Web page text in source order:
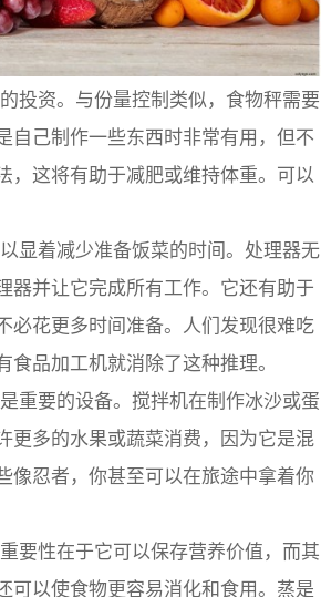
投资。与份量控制类似，食物秤需要
自己制作一些东西时非常有用，但不
，这将有助于减肥或维持体重。可以
显着减少准备饭菜的时间。处理器无
器并让它完成所有工作。它还有助于
必花更多时间准备。人们发现很难吃
品加工机就消除了这种推理。
重要的设备。搅拌机在制作冰沙或蛋
更多的水果或蔬菜消费，因为它是混
像忍者，你甚至可以在旅途中拿着你
要性在于它可以保存营养价值，而其
可以使食物更容易消化和食用。蒸是